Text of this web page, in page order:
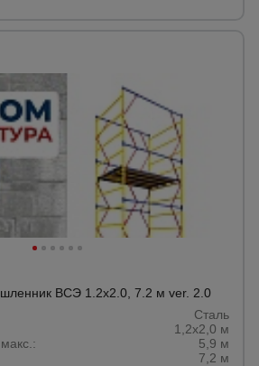
ВСЭ 1.2х2.0, 7.2 м ver. 2.0
Сталь
1,2х2,0 м
5,9 м
7,2 м